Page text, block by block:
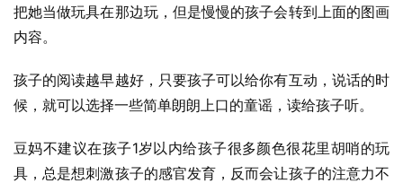
把她当做玩具在那边玩，但是慢慢的孩子会转到上面的图画
内容。
孩子的阅读越早越好，只要孩子可以给你有互动，说话的时
候，就可以选择一些简单朗朗上口的童谣，读给孩子听。
豆妈不建议在孩子1岁以内给孩子很多颜色很花里胡哨的玩
具，总是想刺激孩子的感官发育，反而会让孩子的注意力不